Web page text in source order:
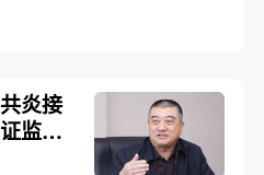
炎接
监会